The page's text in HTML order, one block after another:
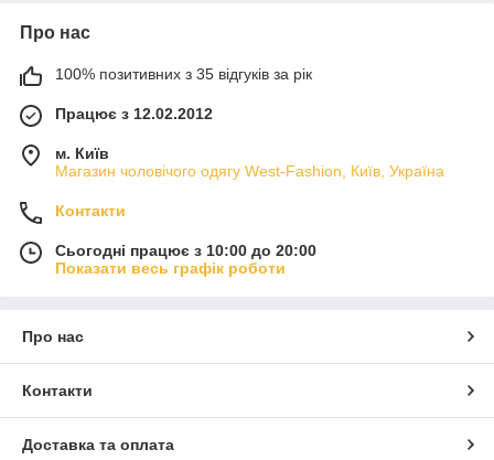
Про нас
100% позитивних з 35 відгуків за рік
Працює з 12.02.2012
м. Київ
Магазин чоловічого одягу West-Fashion, Київ, Україна
Контакти
Сьогодні працює з 10:00 до 20:00
Показати весь графік роботи
Про нас
Контакти
Доставка та оплата